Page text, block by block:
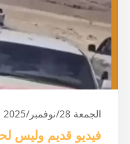
الجمعة 28/نوفمبر/2025
فيديو قديم وليس